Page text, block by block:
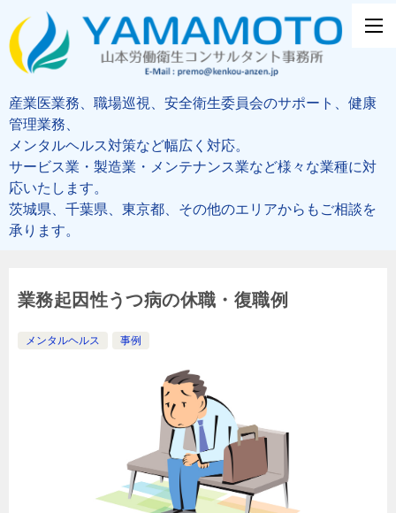
産業医業務、職場巡視、安全衛生委員会のサポート、健康
管理業務、
メンタルヘルス対策など幅広く対応。
サービス業・製造業・メンテナンス業など様々な業種に対
応いたします。
茨城県、千葉県、東京都、その他のエリアからもご相談を
承ります。
業務起因性うつ病の休職・復職例
メンタルヘルス 事例